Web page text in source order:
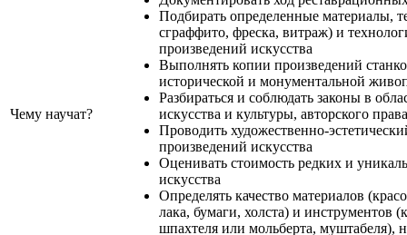
Чему научат?
Подбирать определенные материалы,
сграффито, фреска, витраж) и
произведений искусства
Выполнять копии произведений
исторической и монументальной
Разбираться и соблюдать законы в
искусства и культуры, авторского права
Проводить художественно-
произведений искусства
Оценивать стоимость редких и
искусства
Определять качество материалов
лака, бумаги, холста) и инструментов
шпахтеля или мольберта, муштабеля),